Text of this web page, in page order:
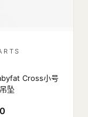
Cross小号
坠